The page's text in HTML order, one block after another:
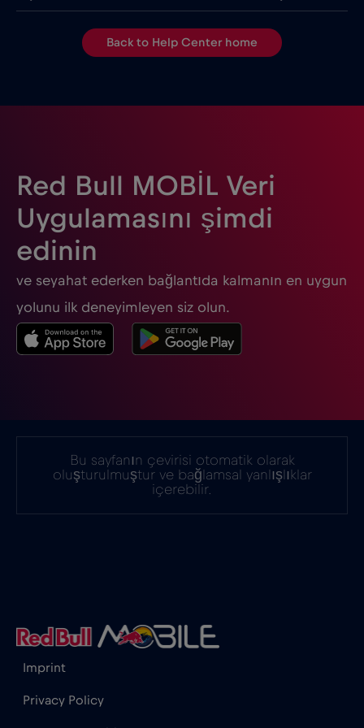
Back to Help Center home
Red Bull MOBİL Veri
Uygulamasını şimdi
edinin
ve seyahat ederken bağlantıda kalmanın en uygun
yolunu ilk deneyimleyen siz olun.
Bu sayfanın çevirisi otomatik olarak
oluşturulmuştur ve bağlamsal yanlışlıklar
içerebilir.
Imprint
Privacy Policy